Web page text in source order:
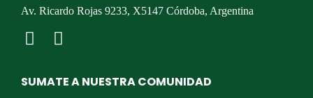
Av. Ricardo Rojas 9233, X5147 Córdoba, Argentina
SUMATE A NUESTRA COMUNIDAD